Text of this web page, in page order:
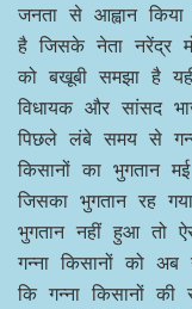
जनता से आह्वान
है जिसके नेता नरेंद्र
को बखूबी समझा है
विधायक और सांसद
पिछले लंबे समय से
किसानों का भुगतान
जिसका भुगतान रह
भुगतान नहीं हुआ तो
गन्ना किसानों को अब
कि गन्ना किसानों